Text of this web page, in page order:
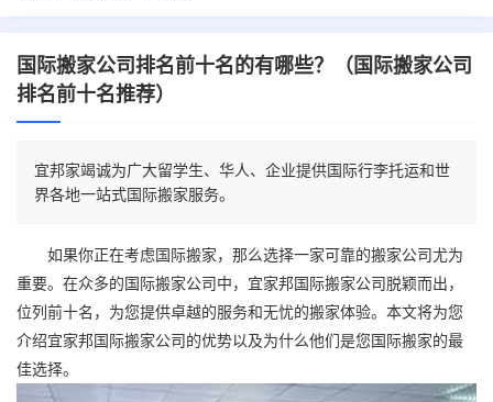
国际搬家公司排名前十名的有哪些？（国际搬家公司
排名前十名推荐）
宜邦家竭诚为广大留学生、华人、企业提供国际行李托运和世
界各地一站式国际搬家服务。
如果你正在考虑国际搬家，那么选择一家可靠的搬家公司尤为
重要。在众多的国际搬家公司中， 宜家邦国际搬家公司脱颖而出，
位列前十名，为您提供卓越的服务和无忧的搬家体验。本文将为您
介绍宜家邦国际搬家公司的优势以及为什么他们是您国际搬家的最
佳选择。